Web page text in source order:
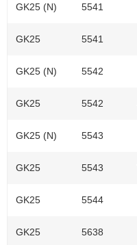
GK25 (N) 5541
GK25 5541
GK25 (N) 5542
GK25 5542
GK25 (N) 5543
GK25 5543
GK25 5544
GK25 5638